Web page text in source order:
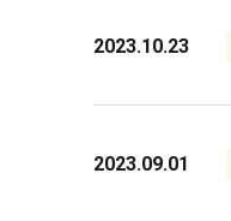
2023.10.23
2023.09.01